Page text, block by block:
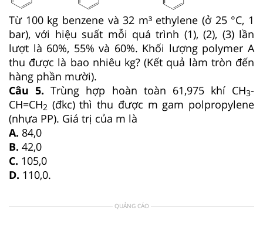
Từ 100 kg benzene và 32 m³ ethylene (ở 25 °C, 1
bar), với hiệu suất mỗi quá trình (1), (2), (3) lần
lượt là 60%, 55% và 60%. Khối lượng polymer A
thu được là bao nhiêu kg? (Kết quả làm tròn đến
hàng phần mười).
Câu 5.Trùng hợp hoàn toàn 61,975 khí CH3-
CH=CH2 (đkc) thì thu được m gam polpropylene
(nhựa PP). Giá trị của m là
A. 84,0
B. 42,0
C. 105,0
D. 110,0.
QUẢNG CÁO